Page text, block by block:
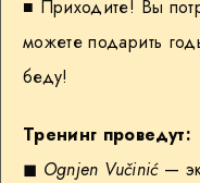
■ Приходите! Вы
можете подарить
беду!
Тренинг проведут:
◼︎ Ognjen Vučinić—